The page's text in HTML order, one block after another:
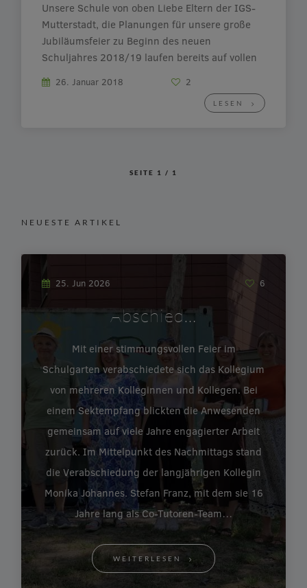
LESEN
Unsere Schule von oben Liebe Eltern der IGS-
Mutterstadt, die Planungen für unsere große
Jubiläumsfeier zu Beginn des neuen
Schuljahres 2018/19 laufen bereits auf vollen
hat Folgendes beschlossen: Projektwoche vom
20. bis 24.August 2018 Thema: 25 Jahre
26. Januar 2018 2
SEITE 1 / 1
NEUESTE ARTIKEL
25. Jun 2026 6
Abschied…
Mit einer stimmungsvollen Feier im
Schulgarten verabschiedete sich das Kollegium
von mehreren Kolleginnen und Kollegen. Bei
einem Sektempfang blickten die Anwesenden
gemeinsam auf viele Jahre engagierter Arbeit
zurück. Im Mittelpunkt des Nachmittags stand
die Verabschiedung der langjährigen Kollegin
Monika Johannes. Stefan Franz, mit dem sie 16
Jahre lang als Co-Tutoren-Team…
WEITERLESEN